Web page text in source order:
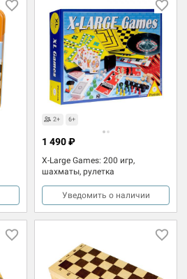
2+ 6+
X-Large Games: 200 игр,
шахматы, рулетка
1 490 ₽
Уведомить о наличии